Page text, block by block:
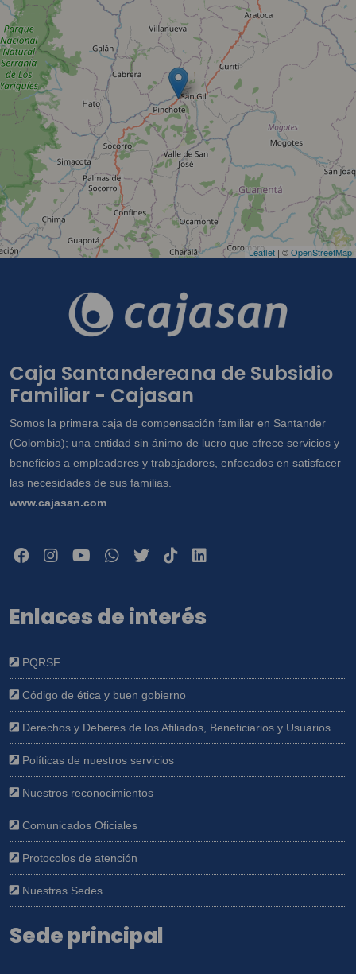
Leaflet | ©OpenStreetMap
Caja Santandereana de Subsidio
Familiar - Cajasan
Somos la primera caja de compensación familiar en Santander
(Colombia); una entidad sin ánimo de lucro que ofrece servicios y
beneficios a empleadores y trabajadores, enfocados en satisfacer
las necesidades de sus familias.
www.cajasan.com
Enlaces de interés
PQRSF
Código de ética y buen gobierno
Derechos y Deberes de los Afiliados, Beneficiarios y Usuarios
Políticas de nuestros servicios
Nuestros reconocimientos
Comunicados Oficiales
Protocolos de atención
Nuestras Sedes
Sede principal